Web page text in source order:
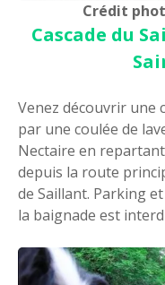
Crédit
Cascade du
Venez découvrir une
par une coulée de
Nectaire en repartant
depuis la route
de Saillant. Parking
la baignade est